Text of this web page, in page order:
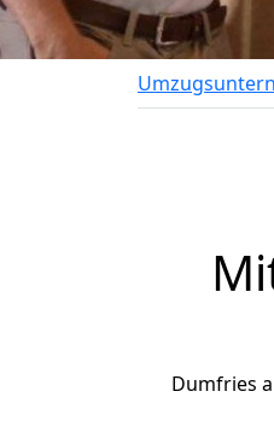
Dumfries